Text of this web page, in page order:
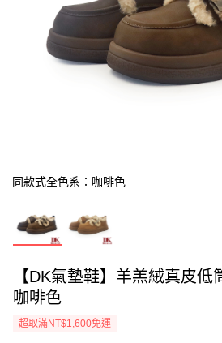
同款式全色系：咖啡色
【DK氣墊鞋】羊羔絨真皮
咖啡色
超取滿NT$1,600免運